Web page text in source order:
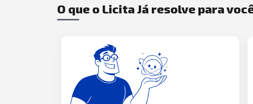
O que o Licita Já resolve para